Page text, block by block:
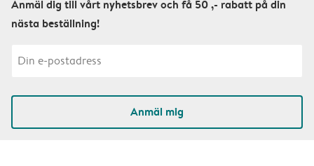
Anmäl dig till vårt nyhetsbrev och få 50 ,- rabatt på din
nästa beställning!
Anmäl mig